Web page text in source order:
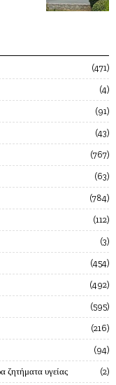
471
4
91
43
767
63
784
112
3
454
492
595
216
94
ζητήματα υγείας 2